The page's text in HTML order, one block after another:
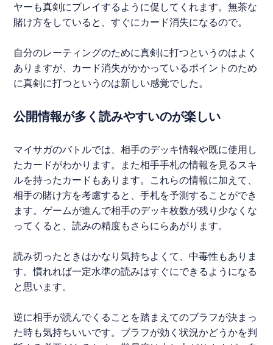
ヤーも真剣にプレイするように促してくれます。無茶な
賭け方をしていると、すぐにカード消失になるので。
自分のレーティングのために真剣に打つというのはよく
ありますが、カード消失がかかっているポイントのため
に真剣に打つというのは新しい感覚でした。
公開情報が多く読みやすいのが楽しい
マイサガのバトルでは、相手のデッキ情報や既に使用し
たカードがわかります。また相手手札の情報を見るスキ
ルを持ったカードもあります。これらの情報に加えて、
相手の賭け方を考慮すると、手札を予測することができ
ます。ゲームが進んで相手のデッキ枚数が残り少なくな
ってくると、読みの精度もさらにらあがります。
読み切ったときはかなり気持ちよくて、中毒性もありま
す。慣れれば一定水準の読みはすぐにできるようになる
と思います。
逆に相手が読んでくることを踏まえてのブラフが決まっ
た時も気持ちいいです。ブラフが効く状況かどうかを判